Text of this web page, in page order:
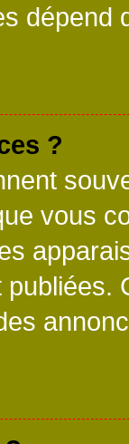
dépend
?
vous